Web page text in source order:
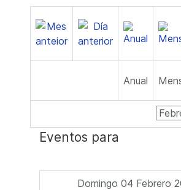
Anual
Eventos para
Domingo 04 Febrero